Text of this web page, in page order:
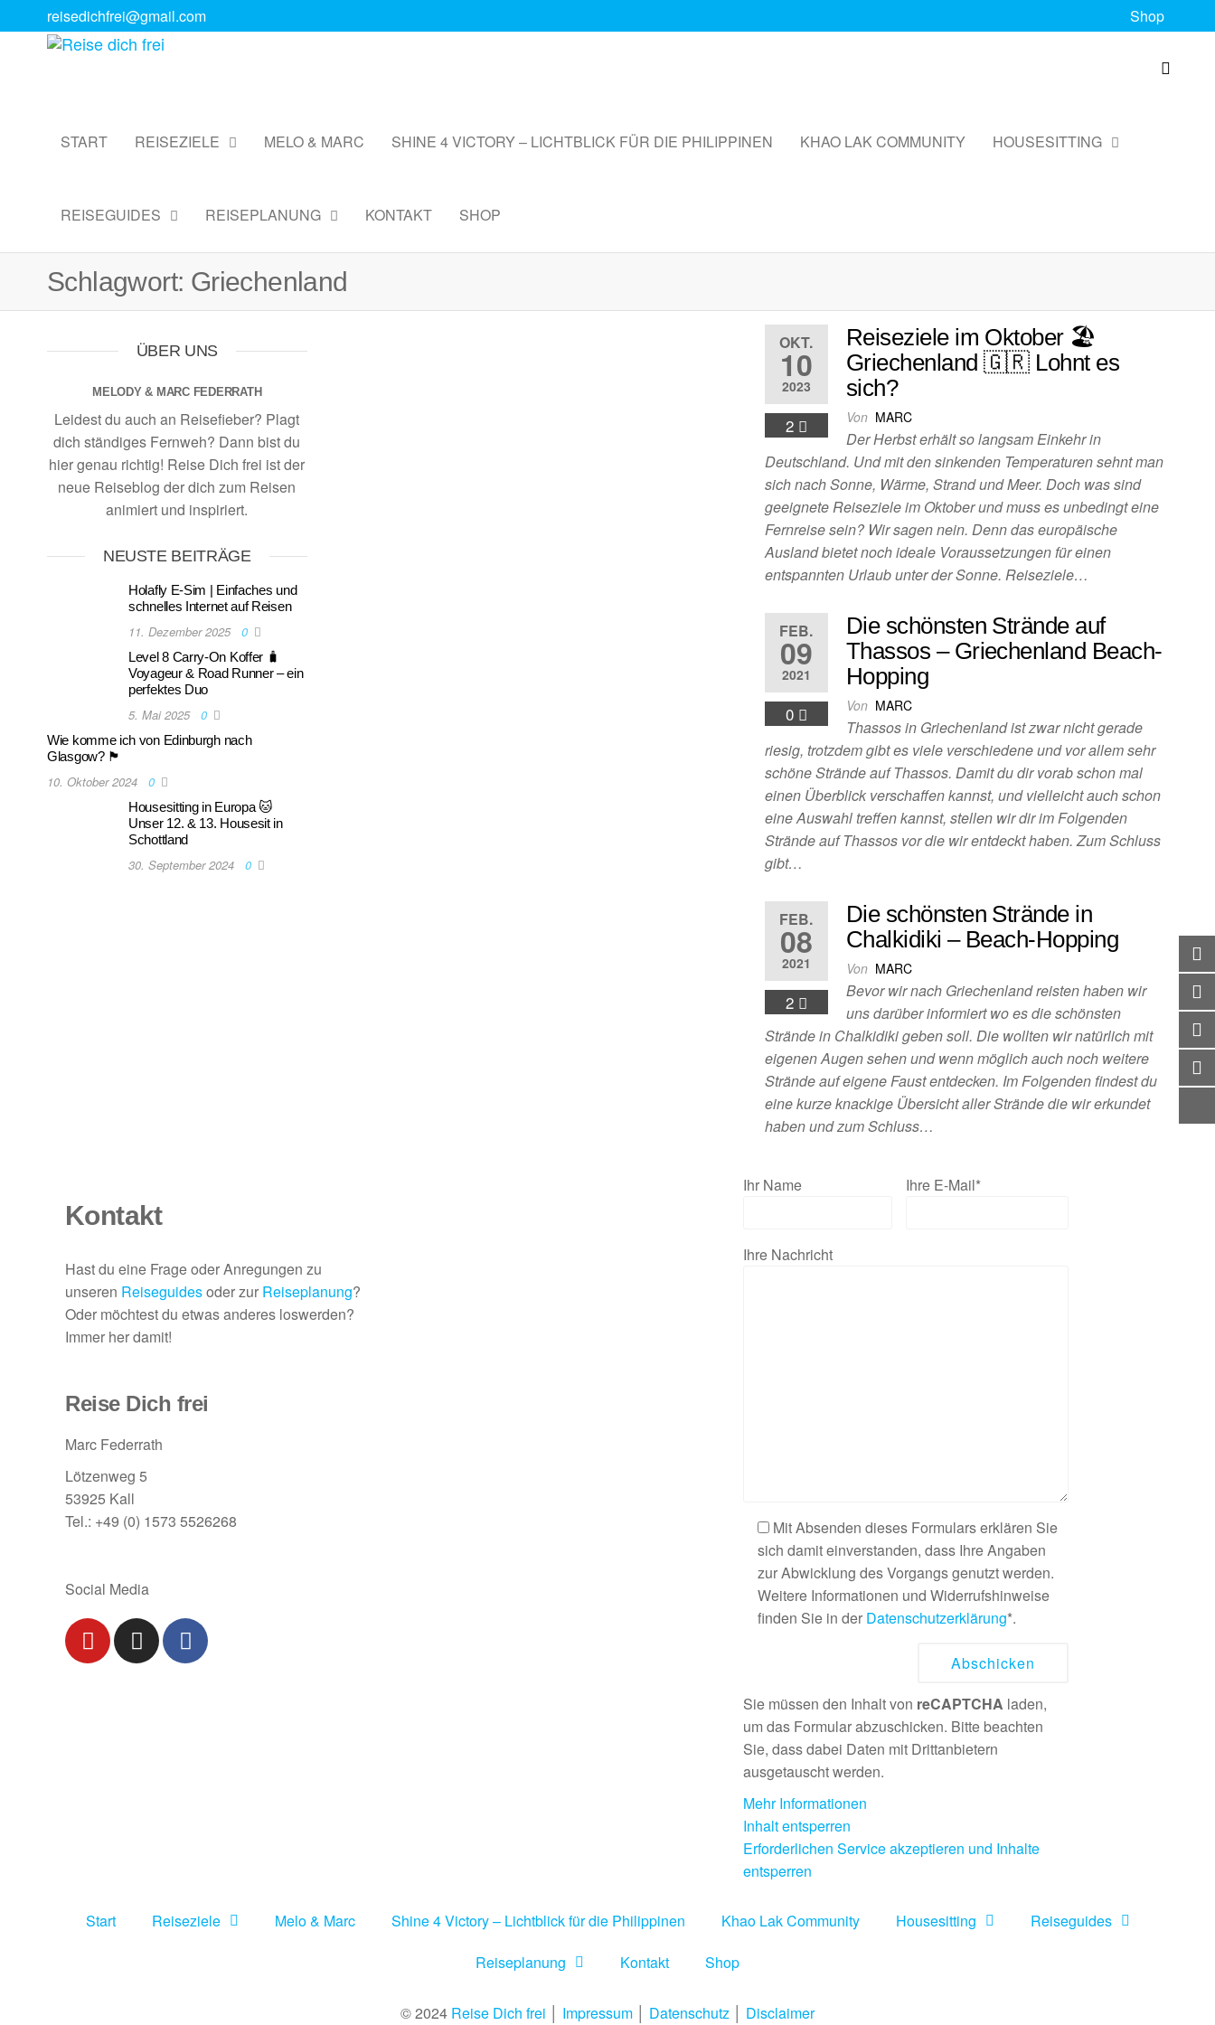
reisedichfrei@gmail.com Shop
START REISEZIELE MELO & MARC SHINE 4 VICTORY – LICHTBLICK FÜR DIE PHILIPPINEN KHAO LAK COMMUNITY HOUSESITTING
REISEGUIDES REISEPLANUNG KONTAKT SHOP
Schlagwort: Griechenland
OKT.
10
2023
2
Reiseziele im Oktober 🏖️
Griechenland 🇬🇷 Lohnt es
sich?
Von MARC
Der Herbst erhält so langsam Einkehr in
Deutschland. Und mit den sinkenden Temperaturen sehnt man
sich nach Sonne, Wärme, Strand und Meer. Doch was sind
geeignete Reiseziele im Oktober und muss es unbedingt eine
Fernreise sein? Wir sagen nein. Denn das europäische
Ausland bietet noch ideale Voraussetzungen für einen
entspannten Urlaub unter der Sonne. Reiseziele…
FEB.
09
2021
0
Die schönsten Strände auf
Thassos – Griechenland Beach-
Hopping
Von MARC
Thassos in Griechenland ist zwar nicht gerade
riesig, trotzdem gibt es viele verschiedene und vor allem sehr
schöne Strände auf Thassos. Damit du dir vorab schon mal
einen Überblick verschaffen kannst, und vielleicht auch schon
eine Auswahl treffen kannst, stellen wir dir im Folgenden
Strände auf Thassos vor die wir entdeckt haben. Zum Schluss
gibt…
FEB.
08
2021
2
Die schönsten Strände in
Chalkidiki – Beach-Hopping
Von MARC
Bevor wir nach Griechenland reisten haben wir
uns darüber informiert wo es die schönsten
Strände in Chalkidiki geben soll. Die wollten wir natürlich mit
eigenen Augen sehen und wenn möglich auch noch weitere
Strände auf eigene Faust entdecken. Im Folgenden findest du
eine kurze knackige Übersicht aller Strände die wir erkundet
haben und zum Schluss…
ÜBER UNS
MELODY & MARC FEDERRATH
Leidest du auch an Reisefieber? Plagt
dich ständiges Fernweh? Dann bist du
hier genau richtig! Reise Dich frei ist der
neue Reiseblog der dich zum Reisen
animiert und inspiriert.
NEUSTE BEITRÄGE
Holafly E-Sim | Einfaches und
schnelles Internet auf Reisen
11. Dezember 2025 0
Level 8 Carry-On Koffer 🧳
Voyageur & Road Runner – ein
perfektes Duo
5. Mai 2025 0
Wie komme ich von Edinburgh nach
Glasgow? 🏴󠁧󠁢󠁳󠁣󠁴󠁿
10. Oktober 2024 0
Housesitting in Europa 🐱
Unser 12. & 13. Housesit in
Schottland
30. September 2024 0
Kontakt
Hast du eine Frage oder Anregungen zu
unseren Reiseguidesoder zur Reiseplanung?
Oder möchtest du etwas anderes loswerden?
Immer her damit!
Reise Dich frei
Marc Federrath
Lötzenweg 5
53925 Kall
Tel.: +49 (0) 1573 5526268
Social Media
Ihr Name Ihre E-Mail*
Ihre Nachricht
Mit Absenden dieses Formulars erklären Sie
sich damit einverstanden, dass Ihre Angaben
zur Abwicklung des Vorgangs genutzt werden.
Weitere Informationen und Widerrufshinweise
finden Sie in der Datenschutzerklärung*.
Sie müssen den Inhalt von reCAPTCHA laden,
um das Formular abzuschicken. Bitte beachten
Sie, dass dabei Daten mit Drittanbietern
ausgetauscht werden.
Mehr Informationen
Inhalt entsperren
Erforderlichen Service akzeptieren und Inhalte
entsperren
Start Reiseziele Melo & Marc Shine 4 Victory – Lichtblick für die Philippinen Khao Lak Community Housesitting
Reiseguides
Reiseplanung
Kontakt Shop
© 2024 Reise Dich frei Impressum Datenschutz Disclaimer